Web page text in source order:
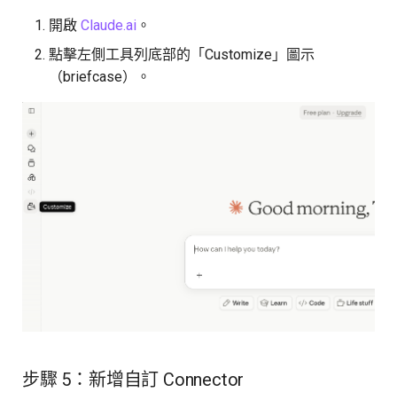
開啟 Claude.ai。
點擊左側工具列底部的「Customize」圖示
（briefcase）。
步驟 5：新增自訂 Connector